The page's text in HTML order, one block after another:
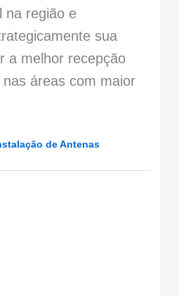
na região e
sua
a melhor recepção
áreas com maior
de Antenas